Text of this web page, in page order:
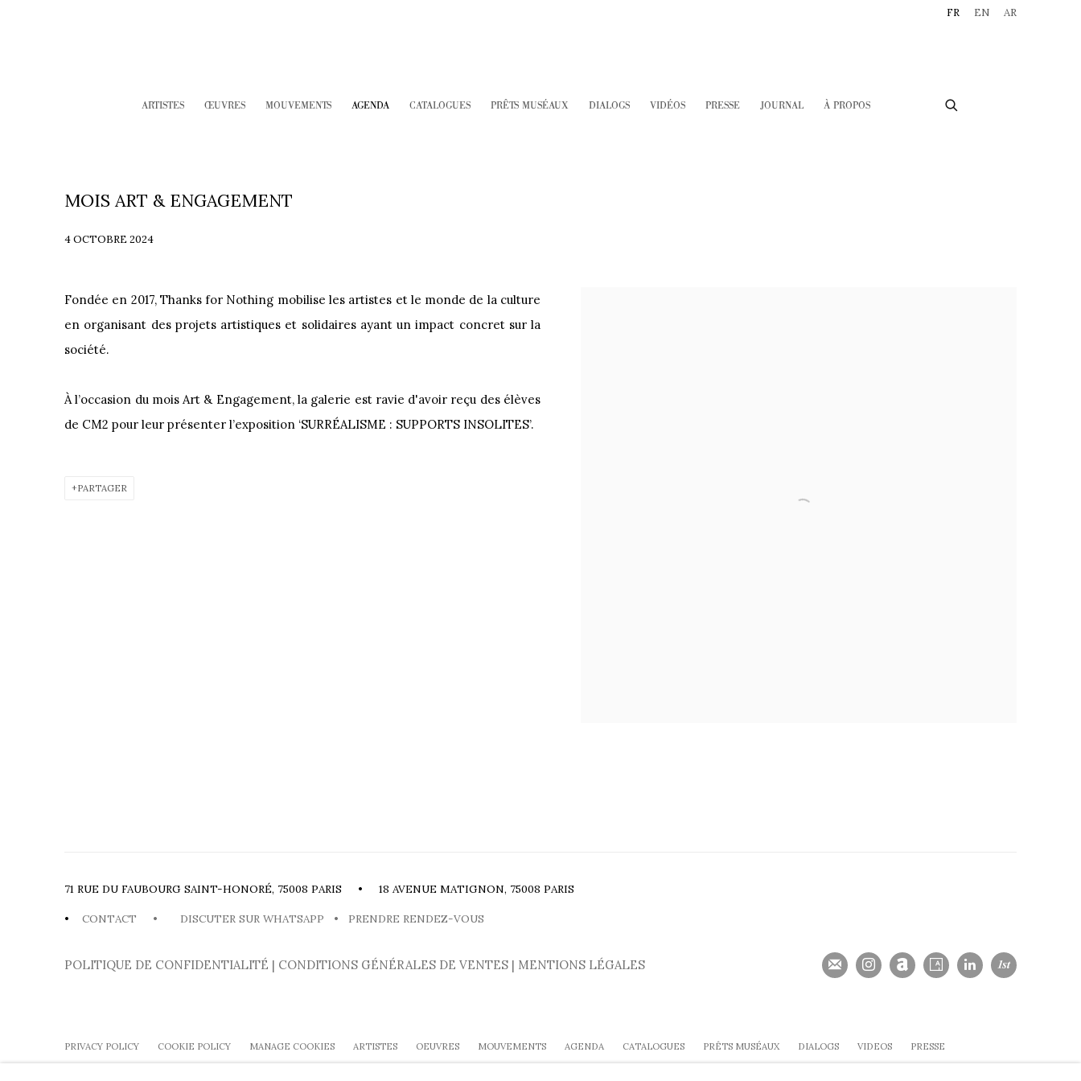
ARTISTES ŒUVRES MOUVEMENTS AGENDA CATALOGUES PRÊTS MUSÉAUX DIALOGS VIDÉOS PRESSE JOURNAL À PROPOS
FR EN AR
MOIS ART & ENGAGEMENT
4 OCTOBRE 2024
Fondée en 2017, Thanks for Nothing mobilise les artistes et le monde de la culture
en organisant des projets artistiques et solidaires ayant un impact concret sur la
société.
À l’occasion du mois Art & Engagement, la galerie est ravie d'avoir reçu des élèves
de CM2 pour leur présenter l’exposition ‘SURRÉALISME : SUPPORTS INSOLITES’.
PARTAGER
71 RUE DU FAUBOURG SAINT-HONORÉ, 75008 PARIS • 18 AVENUE MATIGNON, 75008 PARIS
• CONTACT • DISCUTER SUR WHATSAPP • PRENDRE RENDEZ-VOUS
POLITIQUE DE CONFIDENTIALITÉ | CONDITIONS GÉNÉRALES DE VENTES | MENTIONS LÉGALES
PRIVACY POLICY COOKIE POLICY MANAGE COOKIES ARTISTES OEUVRES MOUVEMENTS AGENDA CATALOGUES PRÊTS MUSÉAUX DIALOGS VIDEOS PRESSE